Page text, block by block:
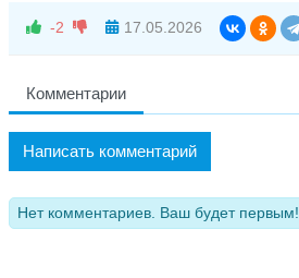
-2 17.05.2026
Комментарии
Написать комментарий
Нет комментариев. Ваш будет первым!